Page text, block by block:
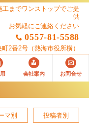
までワンストップでご提
供
お気軽にご連絡ください
0557-81-5588
町2番2号 （熱海市役所横）
会社案内 お問合せ
マ別 投稿者別